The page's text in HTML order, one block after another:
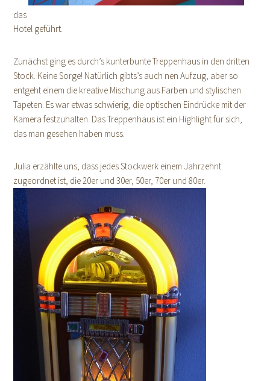
das
Hotel geführt.
Zunächst ging es durch’s kunterbunte Treppenhaus in den dritten
Stock. Keine Sorge! Natürlich gibts’s auch nen Aufzug, aber so
entgeht einem die kreative Mischung aus Farben und stylischen
Tapeten. Es war etwas schwierig, die optischen Eindrücke mit der
Kamera festzuhalten. Das Treppenhaus ist ein Highlight für sich,
das man gesehen haben muss.
Julia erzählte uns, dass jedes Stockwerk einem Jahrzehnt
zugeordnet ist, die 20er und 30er, 50er, 70er und 80er.